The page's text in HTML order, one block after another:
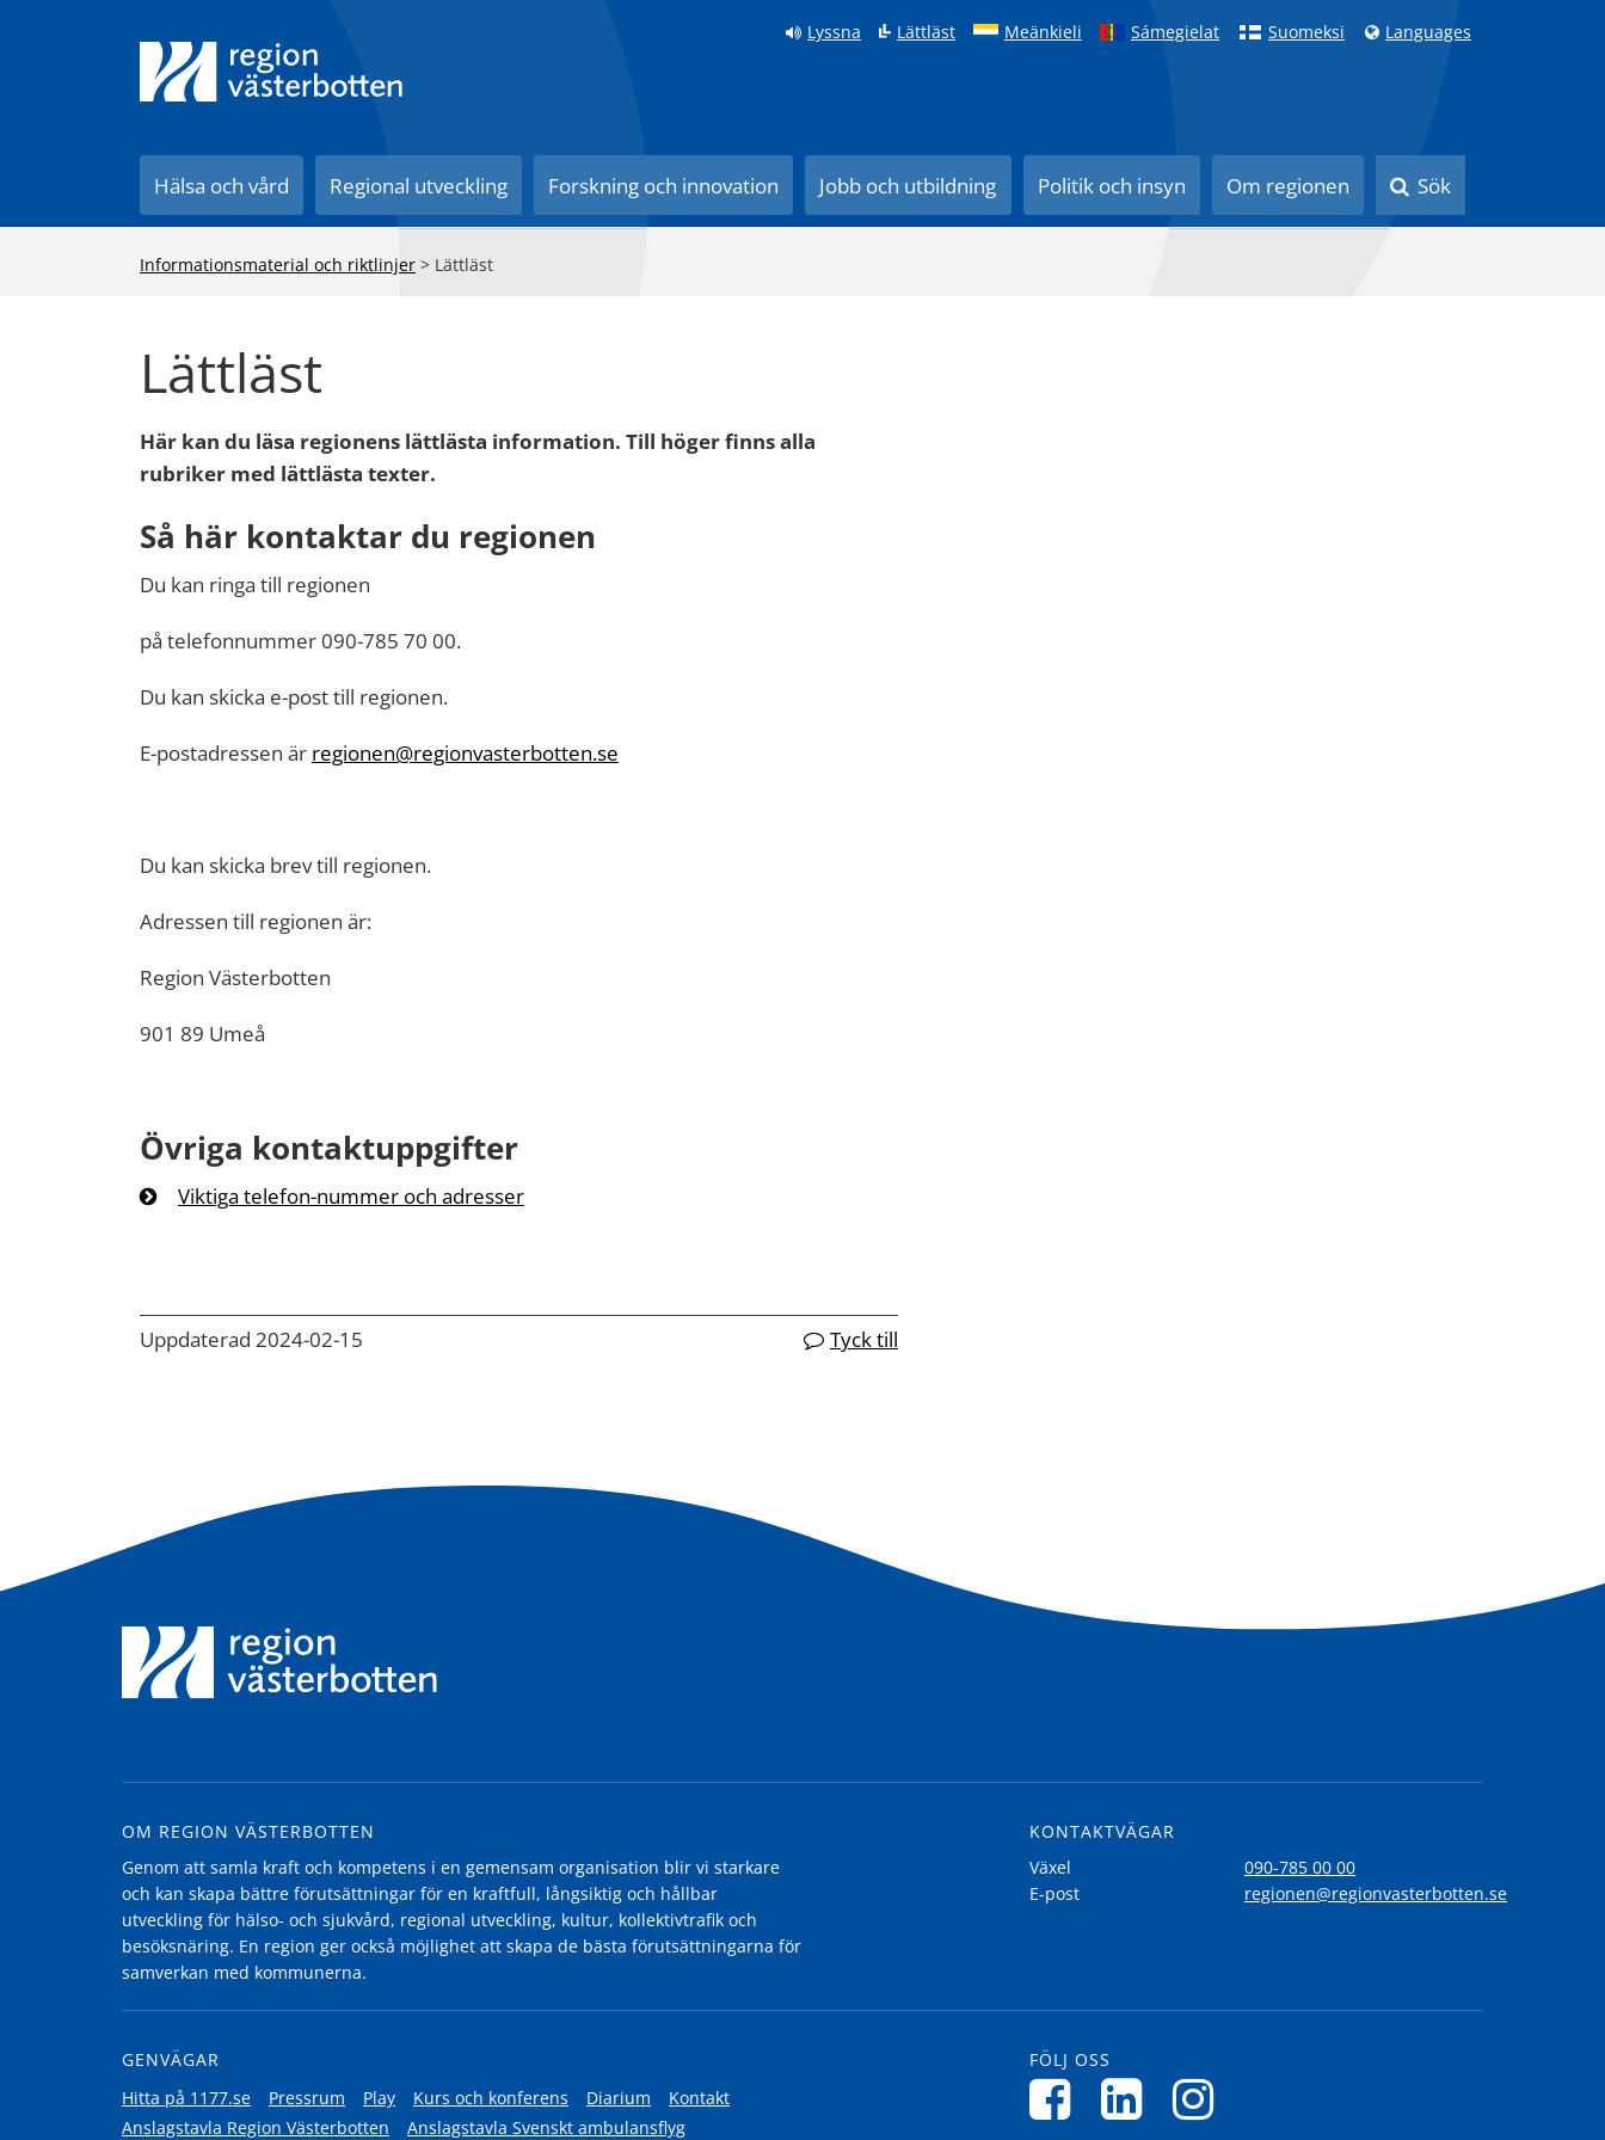
Lyssna Lättläst Meänkieli Sámegielat Suomeksi Languages
Hälsa och vård Regional utveckling Forskning och innovation Jobb och utbildning Politik och insyn Om regionen Sök
Informationsmaterial och riktlinjer > Lättläst
Lättläst
Här kan du läsa regionens lättlästa information. Till höger finns alla
rubriker med lättlästa texter.
Så här kontaktar du regionen
Du kan ringa till regionen
på telefonnummer 090-785 70 00.
Du kan skicka e-post till regionen.
E-postadressen är regionen@regionvasterbotten.se
Du kan skicka brev till regionen.
Adressen till regionen är:
Region Västerbotten
901 89 Umeå
Övriga kontaktuppgifter
Viktiga telefon-nummer och adresser
Uppdaterad 2024-02-15 Tyck till
OM REGION VÄSTERBOTTEN
Genom att samla kraft och kompetens i en gemensam organisation blir vi starkare
och kan skapa bättre förutsättningar för en kraftfull, långsiktig och hållbar
utveckling för hälso- och sjukvård, regional utveckling, kultur, kollektivtrafik och
besöksnäring. En region ger också möjlighet att skapa de bästa förutsättningarna för
samverkan med kommunerna.
KONTAKTVÄGAR
Växel
090-785 00 00
E-post
regionen@regionvasterbotten.se
GENVÄGAR
Hitta på 1177.se
Pressrum Play Kurs och konferens Diarium
Kontakt
Anslagstavla Region Västerbotten
Anslagstavla Svenskt ambulansflyg
FÖLJ OSS